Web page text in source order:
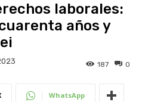
laborales:
años y
0
187
WhatsApp